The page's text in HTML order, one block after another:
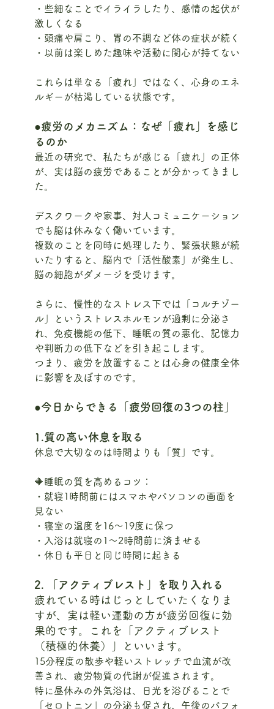
・些細なことでイライラしたり、感情の起伏が
激しくなる
・頭痛や肩こり、胃の不調など体の症状が続く
・以前は楽しめた趣味や活動に関心が持てない
これらは単なる「疲れ」ではなく、心身のエネ
ルギーが枯渇している状態です。
●疲労のメカニズム：なぜ「疲れ」を感じ
るのか
最近の研究で、私たちが感じる「疲れ」の正体
が、実は脳の疲労であることが分かってきまし
た。
デスクワークや家事、対人コミュニケーション
でも脳は休みなく働いています。
複数のことを同時に処理したり、緊張状態が続
いたりすると、脳内で「活性酸素」が発生し、
脳の細胞がダメージを受けます。
さらに、慢性的なストレス下では「コルチゾー
ル」というストレスホルモンが過剰に分泌さ
れ、免疫機能の低下、睡眠の質の悪化、記憶力
や判断力の低下などを引き起こします。
つまり、疲労を放置することは心身の健康全体
に影響を及ぼすのです。
●今日からできる「疲労回復の3つの柱」
1.質の高い休息を取る
休息で大切なのは時間よりも「質」です。
🔶睡眠の質を高めるコツ：
・就寝1時間前にはスマホやパソコンの画面を
見ない
・寝室の温度を16〜19度に保つ
・入浴は就寝の1〜2時間前に済ませる
・休日も平日と同じ時間に起きる
2. 「アクティブレスト」を取り入れる
疲れている時はじっとしていたくなりま
すが、実は軽い運動の方が疲労回復に効
果的です。これを「アクティブレスト
（積極的休養）」といいます。
15分程度の散歩や軽いストレッチで血流が改
善され、疲労物質の代謝が促進されます。
特に昼休みの外気浴は、日光を浴びることで
「セロトニン」の分泌も促され、午後のパフォ